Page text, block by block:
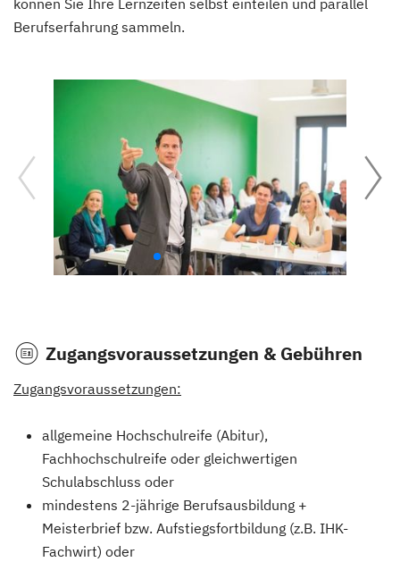
können Sie Ihre Lernzeiten selbst einteilen und parallel
Berufserfahrung sammeln.
Zugangsvoraussetzungen & Gebühren
Zugangsvoraussetzungen:
allgemeine Hochschulreife (Abitur),
Fachhochschulreife oder gleichwertigen
Schulabschluss oder
mindestens 2-jährige Berufsausbildung +
Meisterbrief bzw. Aufstiegsfortbildung (z.B. IHK-
Fachwirt) oder